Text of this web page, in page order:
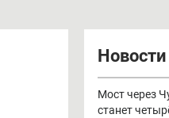
Новости
Мост через
станет